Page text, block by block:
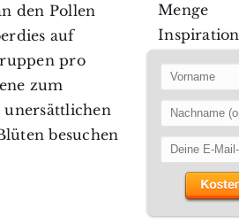
den Pollen
auf
pro
zum
unersättlichen
besuchen
Menge